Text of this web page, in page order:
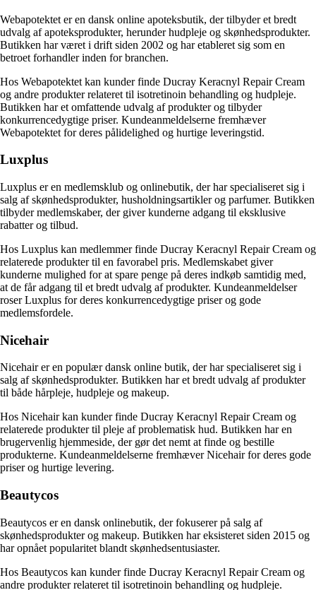
Webapotektet er en dansk online apoteksbutik, der tilbyder et bredt
udvalg af apoteksprodukter, herunder hudpleje og skønhedsprodukter.
Butikken har været i drift siden 2002 og har etableret sig som en
betroet forhandler inden for branchen.
Hos Webapotektet kan kunder finde Ducray Keracnyl Repair Cream
og andre produkter relateret til isotretinoin behandling og hudpleje.
Butikken har et omfattende udvalg af produkter og tilbyder
konkurrencedygtige priser. Kundeanmeldelserne fremhæver
Webapotektet for deres pålidelighed og hurtige leveringstid.
Luxplus
Luxplus er en medlemsklub og onlinebutik, der har specialiseret sig i
salg af skønhedsprodukter, husholdningsartikler og parfumer. Butikken
tilbyder medlemskaber, der giver kunderne adgang til eksklusive
rabatter og tilbud.
Hos Luxplus kan medlemmer finde Ducray Keracnyl Repair Cream og
relaterede produkter til en favorabel pris. Medlemskabet giver
kunderne mulighed for at spare penge på deres indkøb samtidig med,
at de får adgang til et bredt udvalg af produkter. Kundeanmeldelser
roser Luxplus for deres konkurrencedygtige priser og gode
medlemsfordele.
Nicehair
Nicehair er en populær dansk online butik, der har specialiseret sig i
salg af skønhedsprodukter. Butikken har et bredt udvalg af produkter
til både hårpleje, hudpleje og makeup.
Hos Nicehair kan kunder finde Ducray Keracnyl Repair Cream og
relaterede produkter til pleje af problematisk hud. Butikken har en
brugervenlig hjemmeside, der gør det nemt at finde og bestille
produkterne. Kundeanmeldelserne fremhæver Nicehair for deres gode
priser og hurtige levering.
Beautycos
Beautycos er en dansk onlinebutik, der fokuserer på salg af
skønhedsprodukter og makeup. Butikken har eksisteret siden 2015 og
har opnået popularitet blandt skønhedsentusiaster.
Hos Beautycos kan kunder finde Ducray Keracnyl Repair Cream og
andre produkter relateret til isotretinoin behandling og hudpleje.